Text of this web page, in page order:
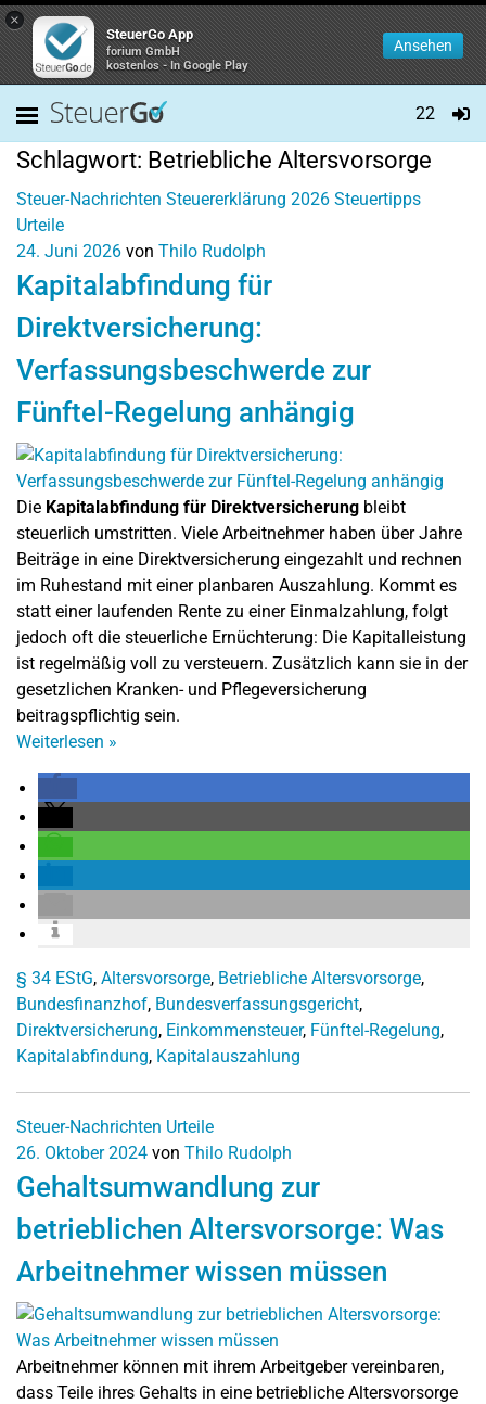
×
SteuerGo App
forium GmbH
kostenlos - In Google Play
Ansehen
22
Schlagwort: Betriebliche Altersvorsorge
Steuer-Nachrichten Steuererklärung 2026 Steuertipps
Urteile
24. Juni 2026 von Thilo Rudolph
Kapitalabfindung für
Direktversicherung:
Verfassungsbeschwerde zur
Fünftel-Regelung anhängig
Die Kapitalabfindung für Direktversicherung bleibt
steuerlich umstritten. Viele Arbeitnehmer haben über Jahre
Beiträge in eine Direktversicherung eingezahlt und rechnen
im Ruhestand mit einer planbaren Auszahlung. Kommt es
statt einer laufenden Rente zu einer Einmalzahlung, folgt
jedoch oft die steuerliche Ernüchterung: Die Kapitalleistung
ist regelmäßig voll zu versteuern. Zusätzlich kann sie in der
gesetzlichen Kranken- und Pflegeversicherung
beitragspflichtig sein.
Weiterlesen »
§ 34 EStG, Altersvorsorge, Betriebliche Altersvorsorge,
Bundesfinanzhof, Bundesverfassungsgericht,
Direktversicherung, Einkommensteuer, Fünftel-Regelung,
Kapitalabfindung, Kapitalauszahlung
Steuer-Nachrichten Urteile
26. Oktober 2024 von Thilo Rudolph
Gehaltsumwandlung zur
betrieblichen Altersvorsorge: Was
Arbeitnehmer wissen müssen
Arbeitnehmer können mit ihrem Arbeitgeber vereinbaren,
dass Teile ihres Gehalts in eine betriebliche Altersvorsorge